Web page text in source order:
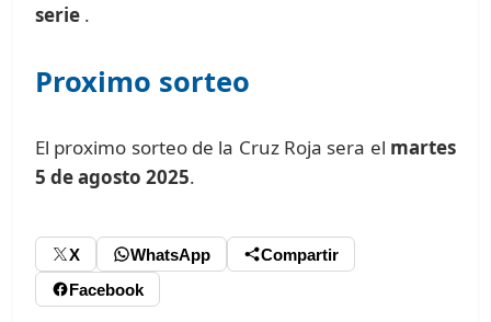
serie .
Proximo sorteo
El proximo sorteo de la Cruz Roja sera el martes
5 de agosto 2025.
X WhatsApp
Compartir
Facebook